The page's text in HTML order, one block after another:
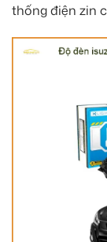
thống điện zin